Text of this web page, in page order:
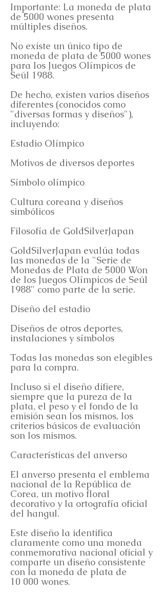
Importante: La moneda de plata
de 5000 wones presenta
múltiples diseños.
No existe un único tipo de
moneda de plata de 5000 wones
para los Juegos Olímpicos de
Seúl 1988.
De hecho, existen varios diseños
diferentes (conocidos como
"diversas formas y diseños"),
incluyendo:
Estadio Olímpico
Motivos de diversos deportes
Símbolo olímpico
Cultura coreana y diseños
simbólicos
Filosofía de GoldSilverJapan
GoldSilverJapan evalúa todas
las monedas de la "Serie de
Monedas de Plata de 5000 Won
de los Juegos Olímpicos de Seúl
1988" como parte de la serie.
Diseño del estadio
Diseños de otros deportes,
instalaciones y símbolos
Todas las monedas son elegibles
para la compra.
Incluso si el diseño difiere,
siempre que la pureza de la
plata, el peso y el fondo de la
emisión sean los mismos, los
criterios básicos de evaluación
son los mismos.
Características del anverso
El anverso presenta el emblema
nacional de la República de
Corea, un motivo floral
decorativo y la ortografía oficial
del hangul.
Este diseño la identifica
claramente como una moneda
conmemorativa nacional oficial y
comparte un diseño consistente
con la moneda de plata de
10 000 wones.